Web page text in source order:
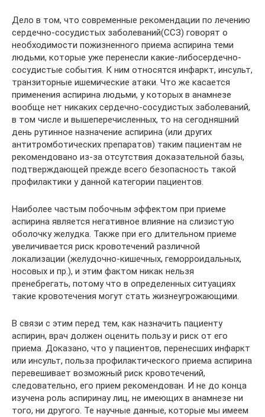
Дело в том, что современные рекомендации по лечению
сердечно-сосудистых заболеваний(ССЗ) говорят о
необходимости пожизненного приема аспирина теми
людьми, которые уже перенесли какие-либосердечно-
сосудистые события. К ним относятся инфаркт, инсульт,
транзиторные ишемические атаки. Что же касается
применения аспирина людьми, у которых в анамнезе
вообще нет никаких сердечно-сосудистых заболеваний,
в том числе и вышеперечисленных, то на сегодняшний
день рутинное назначение аспирина (или других
антитромботических препаратов) таким пациентам не
рекомендовано из-за отсутствия доказательной базы,
подтверждающей прежде всего безопасность такой
профилактики у данной категории пациентов.
Наиболее частым побочным эффектом при приеме
аспирина является негативное влияние на слизистую
оболочку желудка. Также при его длительном приеме
увеличивается риск кровотечений различной
локализации (желудочно-кишечных, геморроидальных,
носовых и пр.), и этим фактом никак нельзя
пренебрегать, потому что в определенных ситуациях
такие кровотечения могут стать жизнеугрожающими.
В связи с этим перед тем, как назначить пациенту
аспирин, врач должен оценить пользу и риск от его
приема. Доказано, что у пациентов, перенесших инфаркт
или инсульт, польза профилактического приема аспирина
перевешивает возможный риск кровотечений,
следовательно, его прием рекомендован. И не до конца
изучена роль аспиринау лиц, не имеющих в анамнезе ни
того, ни другого. Те научные данные, которые мы имеем